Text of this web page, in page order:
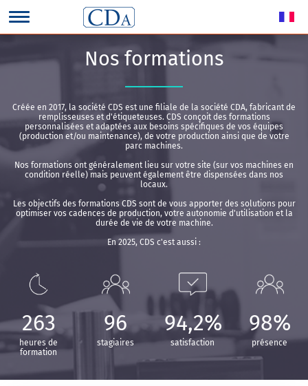
Nos formations
Créée en 2017, la société CDS est une filiale de la société CDA, fabricant de
remplisseuses et d'étiqueteuses. CDS conçoit des formations
personnalisées et adaptées aux besoins spécifiques de vos équipes
(production et/ou maintenance), de votre production ainsi que de votre
parc machines.
Nos formations ont généralement lieu sur votre site (sur vos machines en
condition réelle) mais peuvent également être dispensées dans nos
locaux.
Les objectifs des formations CDS sont de vous apporter des solutions pour
optimiser vos cadences de production, votre autonomie d'utilisation et la
durée de vie de votre machine.
En 2025, CDS c'est aussi :
263
heures de
formation
96
stagiaires
94,2%
satisfaction
98%
présence